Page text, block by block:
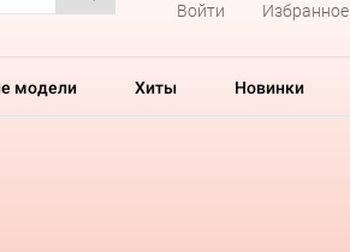
Войти
Избранное
модели Хиты Новинки